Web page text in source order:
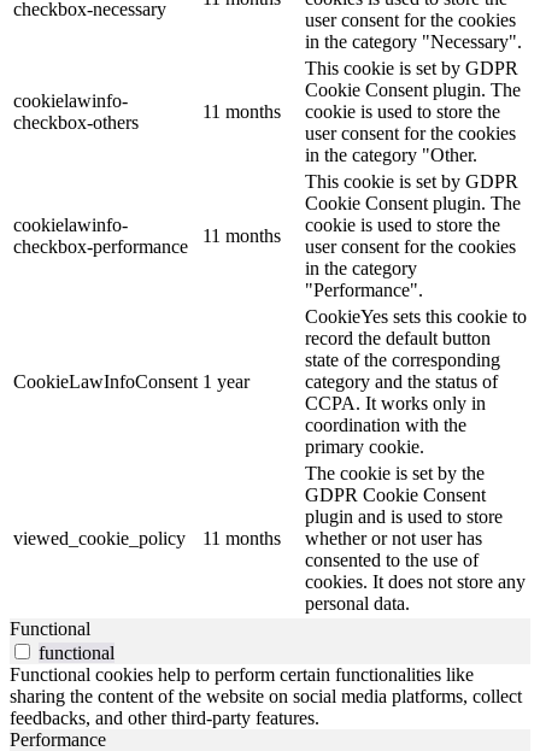
checkbox-necessary
user consent for the cookies
in the category "Necessary".
cookielawinfo-
checkbox-others
11 months
This cookie is set by GDPR
Cookie Consent plugin. The
cookie is used to store the
user consent for the cookies
in the category "Other.
cookielawinfo-
checkbox-performance
11 months
This cookie is set by GDPR
Cookie Consent plugin. The
cookie is used to store the
user consent for the cookies
in the category
"Performance".
CookieLawInfoConsent 1 year
CookieYes sets this cookie to
record the default button
state of the corresponding
category and the status of
CCPA. It works only in
coordination with the
primary cookie.
viewed_cookie_policy 11 months
The cookie is set by the
GDPR Cookie Consent
plugin and is used to store
whether or not user has
consented to the use of
cookies. It does not store any
personal data.
Functional
functional
Functional cookies help to perform certain functionalities like
sharing the content of the website on social media platforms, collect
feedbacks, and other third-party features.
Performance